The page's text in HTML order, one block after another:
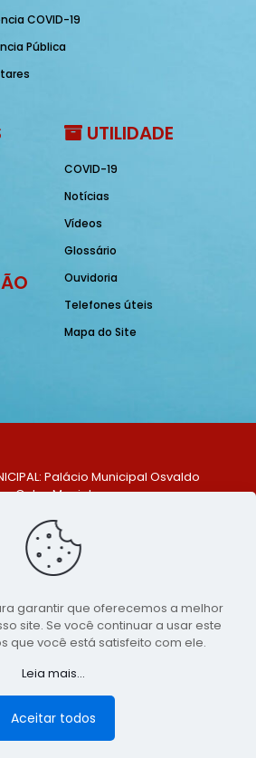
COVID-19
Pública
UTILIDADE
COVID-19
Notícias
Vídeos
Glossário
Ouvidoria
Telefones úteis
Mapa do Site
Palácio Municipal Osvaldo
Celso Maciel
do Una - PE. CEP: 553370-128
(81) 99548-1569
- Assessoria de Comunicação da
de São Bento do Una - PE
pela agência de
LumusWeb - Agência Digital
garantir que oferecemos a melhor
site. Se você continuar a usar este
que você está satisfeito com ele.
Leia mais...
Aceitar todos